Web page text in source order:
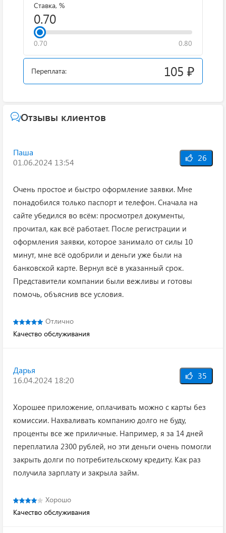
Ставка, %
0.70 0.80
Переплата: 105 ₽
Отзывы клиентов
Паша
01.06.2024 13:54
26
Очень простое и быстро оформление заявки. Мне
понадобился только паспорт и телефон. Сначала на
сайте убедился во всём: просмотрел документы,
прочитал, как всё работает. После регистрации и
оформления заявки, которое занимало от силы 10
минут, мне всё одобрили и деньги уже были на
банковской карте. Вернул всё в указанный срок.
Представители компании были вежливы и готовы
помочь, объяснив все условия.
Отлично
Качество обслуживания
Дарья
16.04.2024 18:20
35
Хорошее приложение, оплачивать можно с карты без
комиссии. Нахваливать компанию долго не буду,
проценты все же приличные. Например, я за 14 дней
переплатила 2300 рублей, но эти деньги очень помогли
закрыть долги по потребительскому кредиту. Как раз
получила зарплату и закрыла займ.
Хорошо
Качество обслуживания